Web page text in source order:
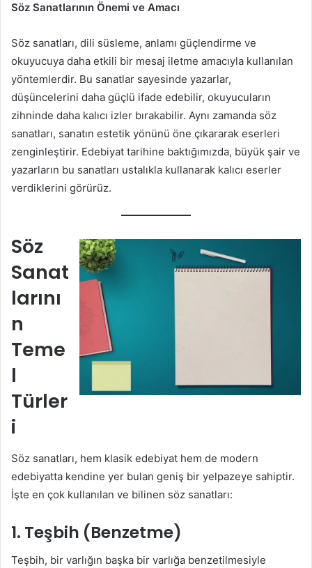
Söz Sanatlarının Önemi ve Amacı
Söz sanatları, dili süsleme, anlamı güçlendirme ve
okuyucuya daha etkili bir mesaj iletme amacıyla kullanılan
yöntemlerdir. Bu sanatlar sayesinde yazarlar,
düşüncelerini daha güçlü ifade edebilir, okuyucuların
zihninde daha kalıcı izler bırakabilir. Aynı zamanda söz
sanatları, sanatın estetik yönünü öne çıkararak eserleri
zenginleştirir. Edebiyat tarihine baktığımızda, büyük şair ve
yazarların bu sanatları ustalıkla kullanarak kalıcı eserler
verdiklerini görürüz.
Söz
Sanat
larını
n
Teme
l
Türler
i
Söz sanatları, hem klasik edebiyat hem de modern
edebiyatta kendine yer bulan geniş bir yelpazeye sahiptir.
İşte en çok kullanılan ve bilinen söz sanatları:
1. Teşbih (Benzetme)
Teşbih, bir varlığın başka bir varlığa benzetilmesiyle